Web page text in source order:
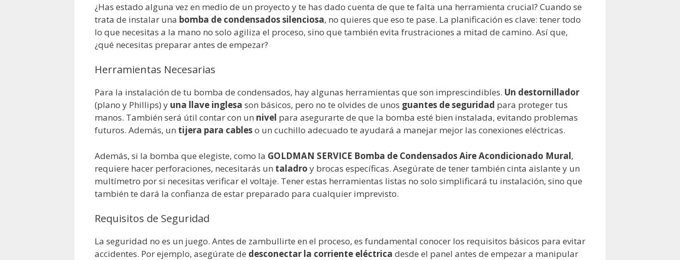
¿Has estado alguna vez en medio de un proyecto y te has dado cuenta de que te falta una herramienta crucial? Cuando se
trata de instalar una bomba de condensados silenciosa, no quieres que eso te pase. La planificación es clave: tener todo
lo que necesitas a la mano no solo agiliza el proceso, sino que también evita frustraciones a mitad de camino. Así que,
¿qué necesitas preparar antes de empezar?
Herramientas Necesarias
Para la instalación de tu bomba de condensados, hay algunas herramientas que son imprescindibles. Un destornillador
(plano y Phillips) y una llave inglesa son básicos, pero no te olvides de unos guantes de seguridad para proteger tus
manos. También será útil contar con un nivel para asegurarte de que la bomba esté bien instalada, evitando problemas
futuros. Además, un tijera para cableso un cuchillo adecuado te ayudará a manejar mejor las conexiones eléctricas.
Además, si la bomba que elegiste, como la GOLDMAN SERVICE Bomba de Condensados Aire Acondicionado Mural,
requiere hacer perforaciones, necesitarás un taladro y brocas específicas. Asegúrate de tener también cinta aislante y un
multímetro por si necesitas verificar el voltaje. Tener estas herramientas listas no solo simplificará tu instalación, sino que
también te dará la confianza de estar preparado para cualquier imprevisto.
Requisitos de Seguridad
La seguridad no es un juego. Antes de zambullirte en el proceso, es fundamental conocer los requisitos básicos para evitar
accidentes. Por ejemplo, asegúrate de desconectar la corriente eléctrica desde el panel antes de empezar a manipular